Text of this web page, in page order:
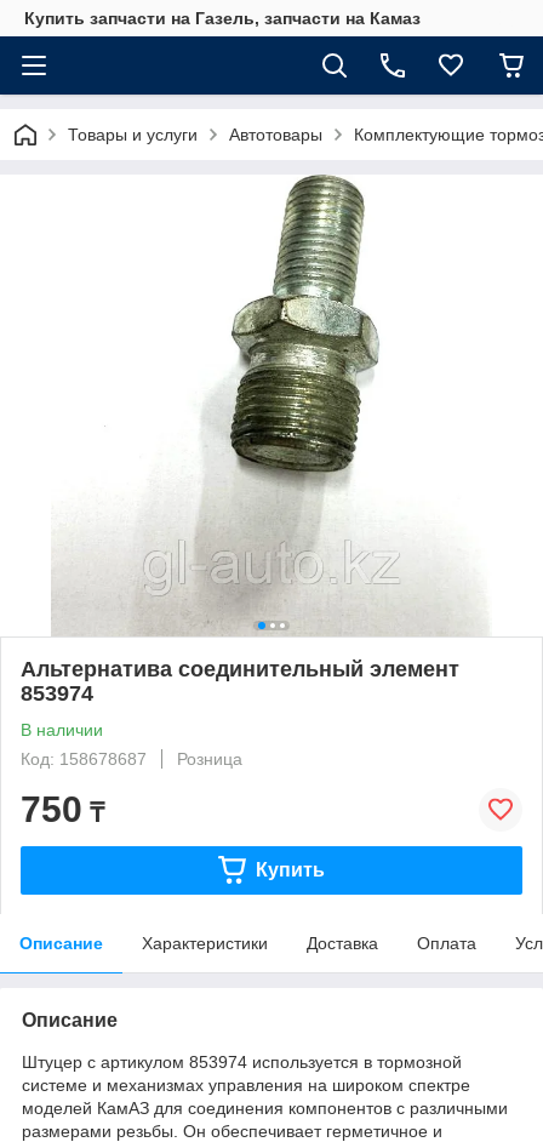
Купить запчасти на Газель, запчасти на Камаз
Товары и услуги Автотовары Комплектующие
Альтернатива соединительный элемент
853974
В наличии
Код: 158678687
Розница
750 ₸
Купить
Описание Характеристики Доставка Оплата
Описание
Штуцер с артикулом 853974 используется в тормозной
системе и механизмах управления на широком спектре
моделей КамАЗ для соединения компонентов с различными
размерами резьбы. Он обеспечивает герметичное и